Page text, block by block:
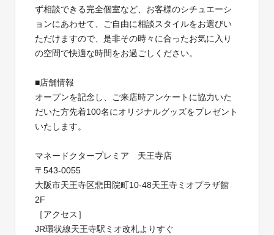
ず相談できる完全個室など、お客様のシチュエーシ
ョンにあわせて、ご自由に相談スタイルをお選びい
ただけますので、是非その時々に合ったお気に入り
の空間で快適な時間をお過ごしください。
■店舗情報
オープンを記念し、ご来店時アンケートに協⼒いた
だいた⽅先着100名にオリジナルグッズをプレゼント
いたします。
マネードクタープレミア 天王寺店
〒543-0055
大阪市天王寺区悲田院町10-48天王寺ミオプラザ館
2F
［アクセス］
JR環状線天王寺駅ミオ改札よりすぐ